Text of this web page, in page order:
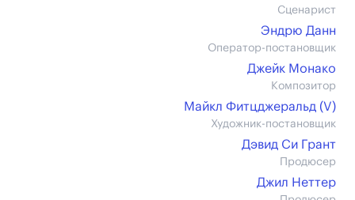
Сценарист
Эндрю Данн
Оператор-постановщик
Джейк Монако
Композитор
Майкл Фитцджеральд (V)
Художник-постановщик
Дэвид Си Грант
Продюсер
Джил Неттер